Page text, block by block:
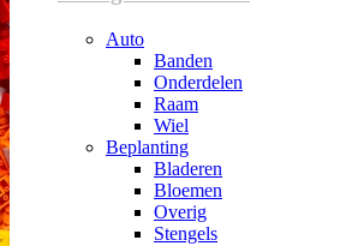
Auto
Banden
Onderdelen
Raam
Wiel
Beplanting
Bladeren
Bloemen
Overig
Stengels